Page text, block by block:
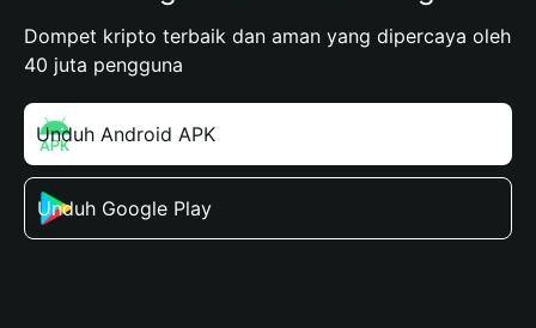
Dompet kripto terbaik dan aman yang dipercaya oleh
40 juta pengguna
Unduh Android APK
Unduh Google Play